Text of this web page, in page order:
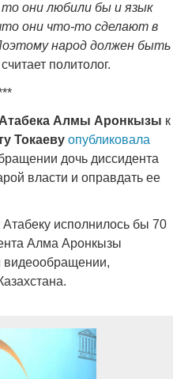
они любили бы и язык
они что-то сделают в
народ должен быть
политолог.
Алмы Аронкызы к
Токаеву опубликовала
дочь диссидента
власти и оправдать ее
исполнилось бы 70
Алма Аронкызы
видеообращении,